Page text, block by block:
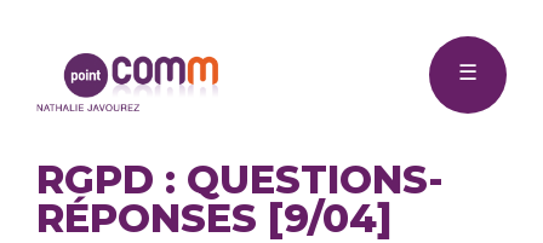
Point
☰
RGPD : QUESTIONS-
RÉPONSES [9/04]